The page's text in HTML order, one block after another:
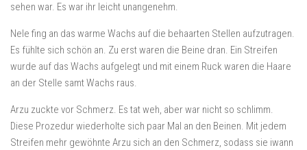
sehen war. Es war ihr leicht unangenehm.
Nele fing an das warme Wachs auf die behaarten Stellen aufzutragen.
Es fühlte sich schön an. Zu erst waren die Beine dran. Ein Streifen
wurde auf das Wachs aufgelegt und mit einem Ruck waren die Haare
an der Stelle samt Wachs raus.
Arzu zuckte vor Schmerz. Es tat weh, aber war nicht so schlimm.
Diese Prozedur wiederholte sich paar Mal an den Beinen. Mit jedem
Streifen mehr gewöhnte Arzu sich an den Schmerz, sodass sie iwann